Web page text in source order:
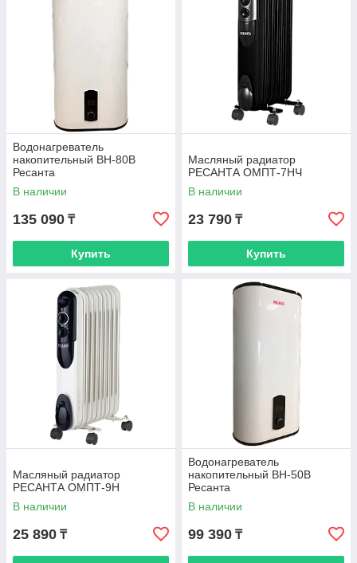
Водонагреватель
накопительный ВН-80В
Ресанта
В наличии
135 090 ₸
Купить
Масляный радиатор
РЕСАНТА ОМПТ-7НЧ
В наличии
23 790 ₸
Купить
Масляный радиатор
РЕСАНТА ОМПТ-9Н
В наличии
25 890 ₸
Водонагреватель
накопительный ВН-50В
Ресанта
В наличии
99 390 ₸